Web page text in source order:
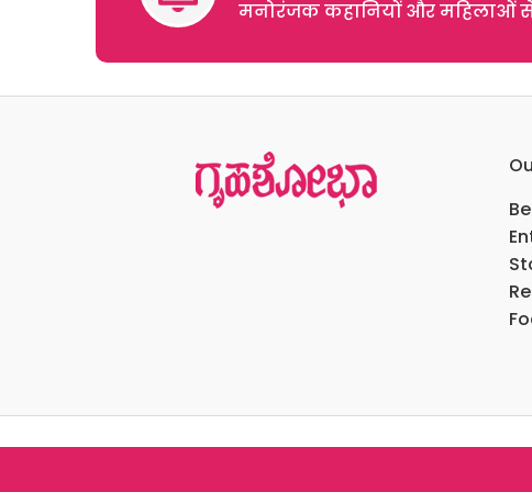
मनोरंजक कहानियों और महिलाओं